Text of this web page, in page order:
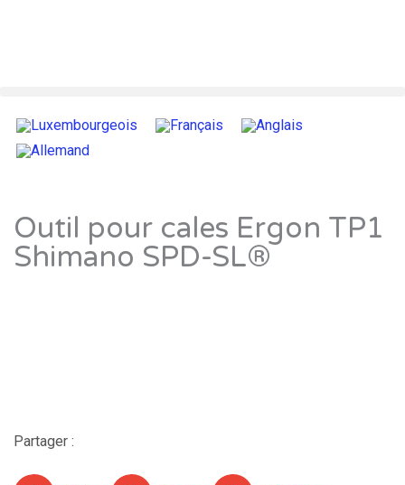
Outil pour cales Ergon TP1
Shimano SPD-SL®
Partager :